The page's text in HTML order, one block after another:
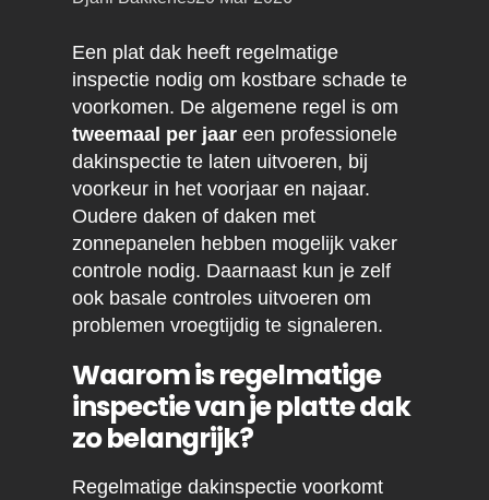
Een plat dak heeft regelmatige
inspectie nodig om kostbare schade te
voorkomen. De algemene regel is om
tweemaal per jaareen professionele
dakinspectie te laten uitvoeren, bij
voorkeur in het voorjaar en najaar.
Oudere daken of daken met
zonnepanelen hebben mogelijk vaker
controle nodig. Daarnaast kun je zelf
ook basale controles uitvoeren om
problemen vroegtijdig te signaleren.
Waarom is regelmatige
inspectie van je platte dak
zo belangrijk?
Regelmatige dakinspectie voorkomt